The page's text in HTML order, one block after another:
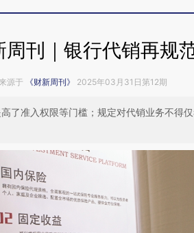
周刊｜银行代销再规
来源于 《财新周刊》 2025年03月31日第12期
了准入权限等门槛；规定对代销业务不得